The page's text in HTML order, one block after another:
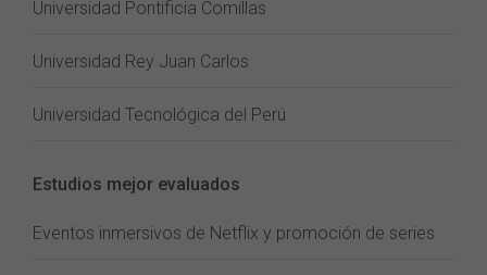
Universidad Pontificia Comillas
Universidad Rey Juan Carlos
Universidad Tecnológica del Perú
Estudios mejor evaluados
Eventos inmersivos de Netflix y promoción de series